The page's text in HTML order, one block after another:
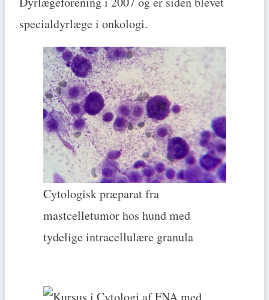
specialdyrlæge i onkologi.
Cytologisk præparat fra
mastcelletumor hos hund med
tydelige intracellulære granula